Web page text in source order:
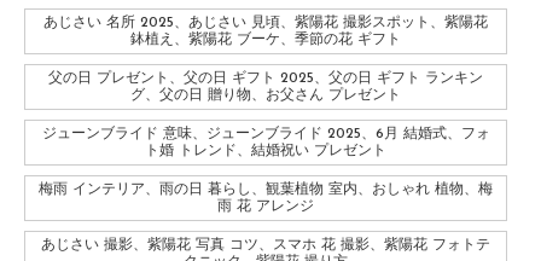
あじさい 名所 2025、あじさい 見頃、紫陽花 撮影スポット、紫陽花
鉢植え、紫陽花 ブーケ、季節の花 ギフト
父の日 プレゼント、父の日 ギフト 2025、父の日 ギフト ランキン
グ、父の日 贈り物、お父さん プレゼント
ジューンブライド 意味、ジューンブライド 2025、6月 結婚式、フォ
ト婚 トレンド、結婚祝い プレゼント
梅雨 インテリア、雨の日 暮らし、観葉植物 室内、おしゃれ 植物、梅
雨 花 アレンジ
あじさい 撮影、紫陽花 写真 コツ、スマホ 花 撮影、紫陽花 フォトテ